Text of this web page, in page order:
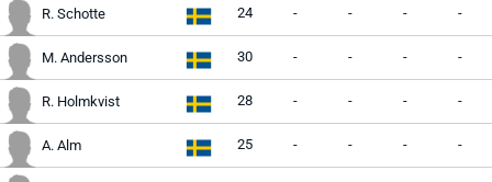
R. Schotte 24 - - - -
M. Andersson 30 - - - -
R. Holmkvist 28 - - - -
A. Alm 25 - - - -